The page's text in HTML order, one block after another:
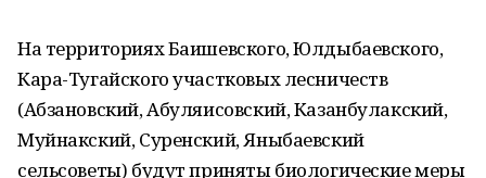
На территориях Баишевского, Юлдыбаевского,
Кара-Тугайского участковых лесничеств
(Абзановский, Абуляисовский, Казанбулакский,
Муйнакский, Суренский, Яныбаевский
сельсоветы) будут приняты биологические меры